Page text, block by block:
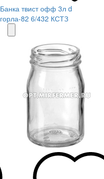
Банка твист офф 3л d
горла-82 6/432 КСТЗ